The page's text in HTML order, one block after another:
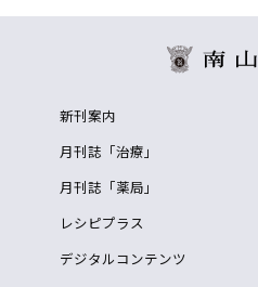
新刊案内
月刊誌「治療」
月刊誌「薬局」
レシピプラス
デジタルコンテンツ